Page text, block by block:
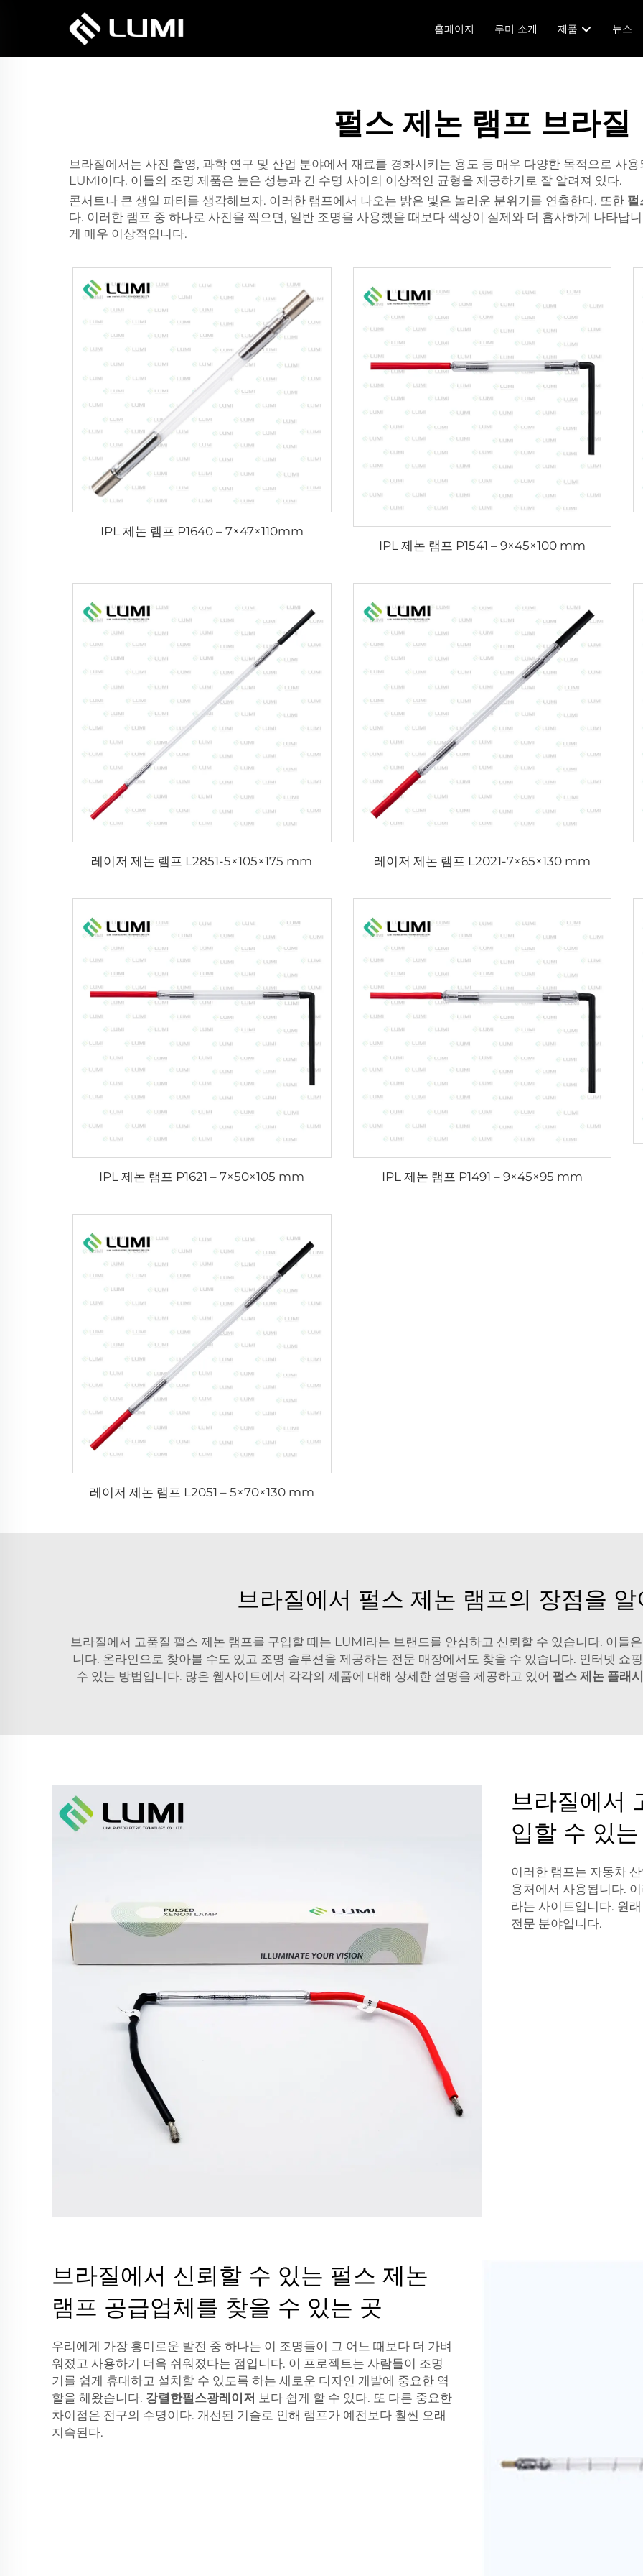
홈페이지 루미 소개 제품 뉴스
펄스 제논 램프 브라질
브라질에서는 사진 촬영, 과학 연구 및 산업 분야에서 재료를 경화시키는 용도 등 매우 다양한 목적으로 사
LUMI이다. 이들의 조명 제품은 높은 성능과 긴 수명 사이의 이상적인 균형을 제공하기로 잘 알려져 있다.
콘서트나 큰 생일 파티를 생각해보자. 이러한 램프에서 나오는 밝은 빛은 놀라운 분위기를 연출한다. 또한 펄
다. 이러한 램프 중 하나로 사진을 찍으면, 일반 조명을 사용했을 때보다 색상이 실제와 더 흡사하게 나타납
게 매우 이상적입니다.
IPL 제논 램프 P1640 – 7×47×110mm
IPL 제논 램프 P1541 – 9×45×100 mm
레이저 제논 램프 L2851-5×105×175 mm 레이저 제논 램프 L2021-7×65×130 mm
IPL 제논 램프 P1621 – 7×50×105 mm IPL 제논 램프 P1491 – 9×45×95 mm
레이저 제논 램프 L2051 – 5×70×130 mm
브라질에서 펄스 제논 램프의 장점을 알
브라질에서 고품질 펄스 제논 램프를 구입할 때는 LUMI라는 브랜드를 안심하고 신뢰할 수 있습니다. 이들
니다. 온라인으로 찾아볼 수도 있고 조명 솔루션을 제공하는 전문 매장에서도 찾을 수 있습니다. 인터넷 쇼
수 있는 방법입니다. 많은 웹사이트에서 각각의 제품에 대해 상세한 설명을 제공하고 있어 펄스 제논 플래
브라질에서
입할 수 있
이러한 램프는 자동차
용처에서 사용됩니다.
라는 사이트입니다. 원래
전문 분야입니다.
브라질에서 신뢰할 수 있는 펄스 제논
램프 공급업체를 찾을 수 있는 곳
우리에게 가장 흥미로운 발전 중 하나는 이 조명들이 그 어느 때보다 더 가벼
워졌고 사용하기 더욱 쉬워졌다는 점입니다. 이 프로젝트는 사람들이 조명
기를 쉽게 휴대하고 설치할 수 있도록 하는 새로운 디자인 개발에 중요한 역
할을 해왔습니다. 강렬한펄스광레이저 보다 쉽게 할 수 있다. 또 다른 중요한
차이점은 전구의 수명이다. 개선된 기술로 인해 램프가 예전보다 훨씬 오래
지속된다.